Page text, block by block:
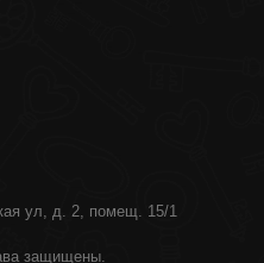
ул, д. 2, помещ. 15/1
защищены.